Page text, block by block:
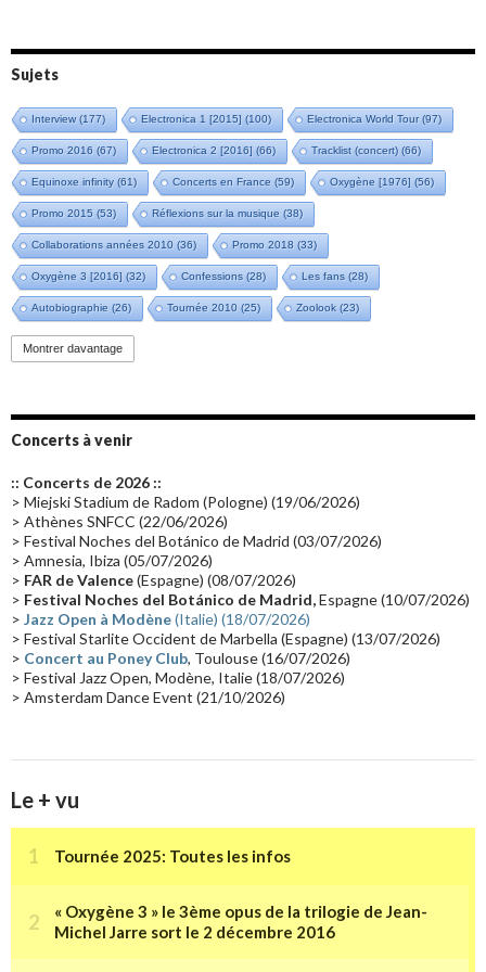
Sujets
Interview(177) Electronica 1 [2015] (100) Electronica World Tour(97)
Promo 2016 (67) Electronica 2 [2016] (66) Tracklist (concert) (66)
Equinoxe infinity(61) Concerts en France (59) Oxygène [1976] (56)
Promo 2015 (53) Réflexions sur la musique (38)
Collaborations années 2010 (36) Promo 2018 (33)
Oxygène 3 [2016] (32) Confessions (28) Les fans (28)
Autobiographie (26) Tournée 2010 (25) Zoolook (23)
Promo 2019(23)
Groupe de Recherche Musicale
Passages radio Vidéo Jarrecast (16) Synthé 80's
Les concerts en Chine(16) Cinéma
Synthé Roland(15) Belgique(15)
(14) Astronomie (14) (14)
Tournée 2025(14) 2024(14) Chine(13)
Montrer davantage
Concerts à venir
:: Concerts de 2026 ::
> Miejski Stadium de Radom (Pologne) (19/06/2026)
> Athènes SNFCC (22/06/2026)
> Festival Noches del Botánico de Madrid (03/07/2026)
> Amnesia, Ibiza (05/07/2026)
> FAR de Valence(Espagne) (08/07/2026)
> Festival Noches del Botánico de Madrid,Espagne (10/07/2026)
> Jazz Open à Modène(Italie) (18/07/2026)
> Festival Starlite Occident de Marbella (Espagne) (13/07/2026)
> Concert au Poney Club, Toulouse (16/07/2026)
> Festival Jazz Open, Modène, Italie (18/07/2026)
> Amsterdam Dance Event (21/10/2026)
Le + vu